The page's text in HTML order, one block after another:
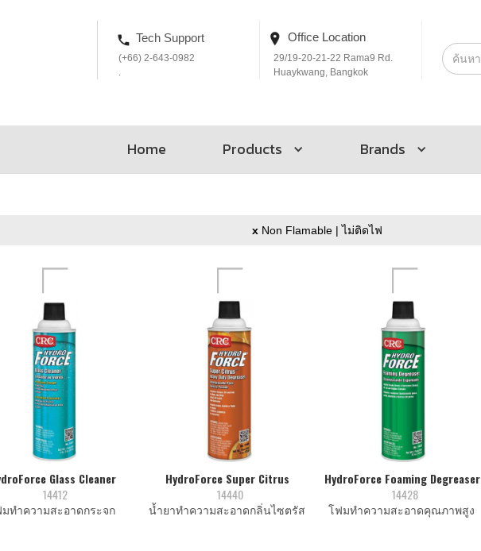
Tech Support
(+66) 2-643-0982
.
Office Location
29/19-20-21-22 Rama9 Rd.
Huaykwang, Bangkok
Home Products Brands
x Non Flamable | ไม่ติดไฟ
Glass Cleaner
14412
ทำความสะอาดกระจก
HydroForce Super Citrus
14440
นํ้ายาทำความสะอาดกลิ่นไซตรัส
HydroForce Foaming Degreaser
14428
โฟมทำความสะอาดคุณภาพสูง